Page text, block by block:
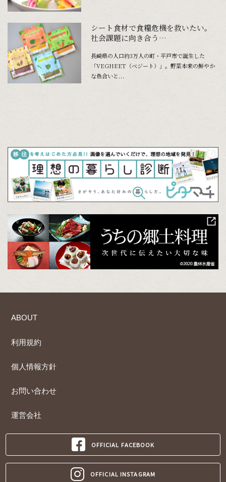
シート食材で食糧危機を救いたい。
社会課題に向き合う
「VEGHEET（ベジート）」
長崎県の人口約3万人の町・平戸市で誕生した
「VEGHEET（ベジート）」。野菜本来の鮮やか
な色合いと...
ABOUT
利用規約
個人情報方針
お問い合わせ
運営会社
OFFICIAL FACEBOOK
OFFICIAL INSTAGRAM